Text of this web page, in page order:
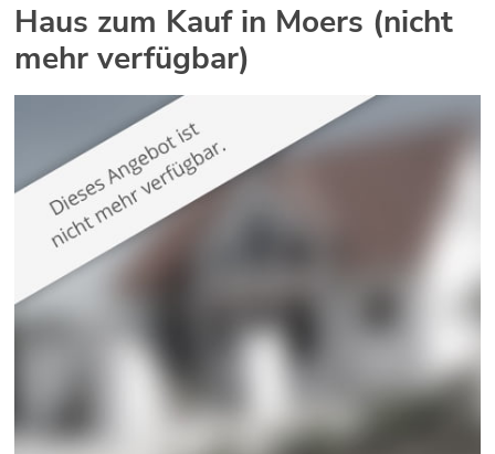
Haus zum Kauf in Moers (nicht
mehr verfügbar)